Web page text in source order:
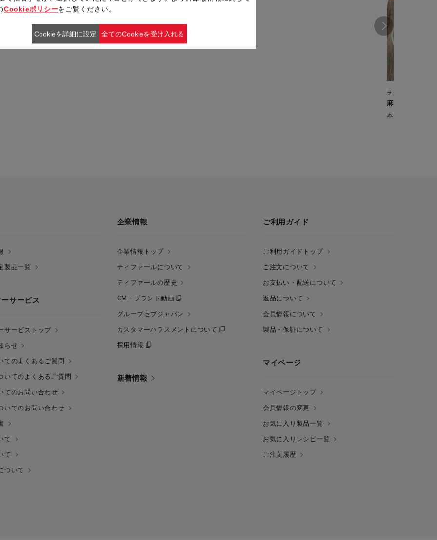
ラクラ・クッカー
麻婆豆腐
本格的な麻婆豆
製品一覧
サービス
サービストップ
らせ
てのよくあるご質問
いてのよくあるご質問
てのお問い合わせ
いてのお問い合わせ
て
て
ついて
企業情報
企業情報トップ
ティファールについて
ティファールの歴史
CM・ブランド動画
グループセブジャパン
カスタマーハラスメントについて
採用情報
新着情報
ご利用ガイド
ご利用ガイドトップ
ご注文について
お支払い・配送について
返品について
会員情報について
製品・保証について
マイページ
マイページトップ
会員情報の変更
お気に入り製品一覧
お気に入りレシピ一覧
ご注文履歴
Cookieポリシーをご覧ください。
Cookieを詳細に設定 全てのCookieを受け入れる